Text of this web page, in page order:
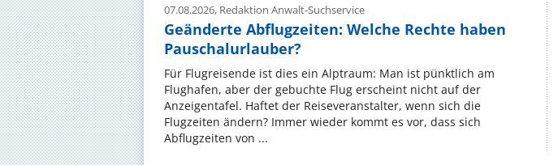
07.08.2026, Redaktion Anwalt-Suchservice
Geänderte Abflugzeiten: Welche Rechte haben
Pauschalurlauber?
Für Flugreisende ist dies ein Alptraum: Man ist pünktlich am
Flughafen, aber der gebuchte Flug erscheint nicht auf der
Anzeigentafel. Haftet der Reiseveranstalter, wenn sich die
Flugzeiten ändern? Immer wieder kommt es vor, dass sich
Abflugzeiten von ...